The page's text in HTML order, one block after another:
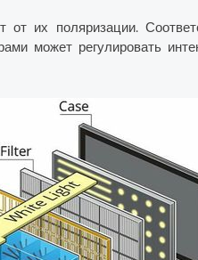
от их поляризации.
может регулировать